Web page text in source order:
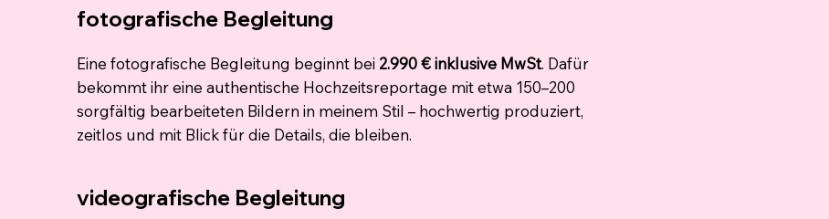
fotografische Begleitung
Eine fotografische Begleitung beginnt bei 2.990 € inklusive MwSt. Dafür
bekommt ihr eine authentische Hochzeitsreportage mit etwa 150–200
sorgfältig bearbeiteten Bildern in meinem Stil – hochwertig produziert,
zeitlos und mit Blick für die Details, die bleiben.
videografische Begleitung